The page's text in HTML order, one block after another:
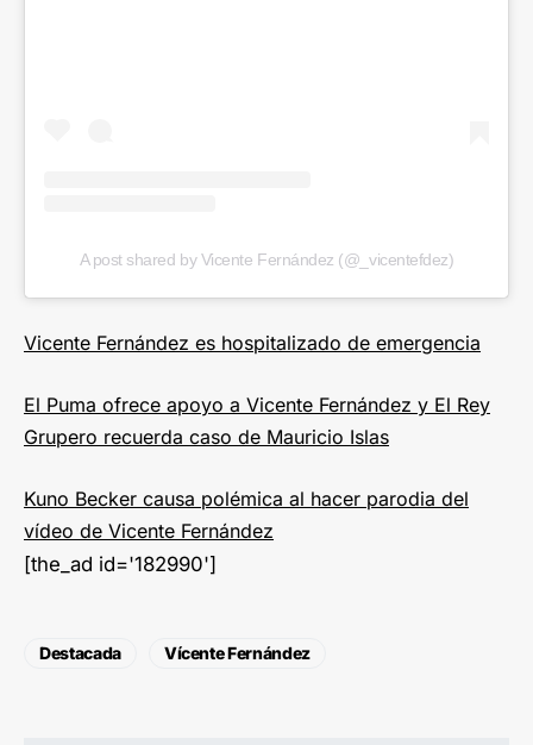
A post shared by Vicente Fernández (@_vicentefdez)
Vicente Fernández es hospitalizado de emergencia
El Puma ofrece apoyo a Vicente Fernández y El Rey
Grupero recuerda caso de Mauricio Islas
Kuno Becker causa polémica al hacer parodia del
vídeo de Vicente Fernández
[the_ad id='182990']
Destacada Vícente Fernández